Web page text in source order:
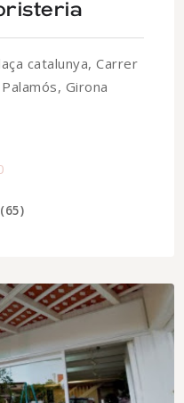
catalunya, Carrer
Girona
(65)